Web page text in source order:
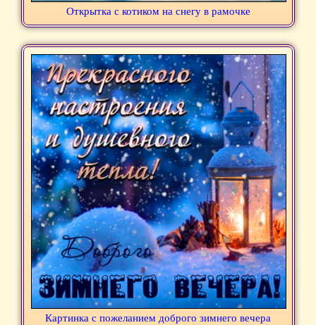
Открытка с котиком на снегу в рамочке
Картинка с пожеланием доброго зимнего вечера